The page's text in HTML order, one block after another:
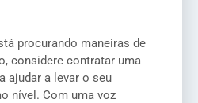
procurando maneiras de
considere contratar uma
ajudar a levar o seu
nível. Com uma voz